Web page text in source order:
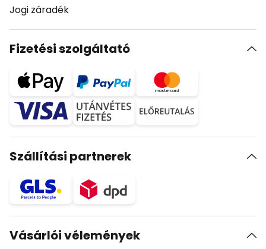
Jogi záradék
Fizetési szolgáltató
Szállítási partnerek
Vásárlói vélemények